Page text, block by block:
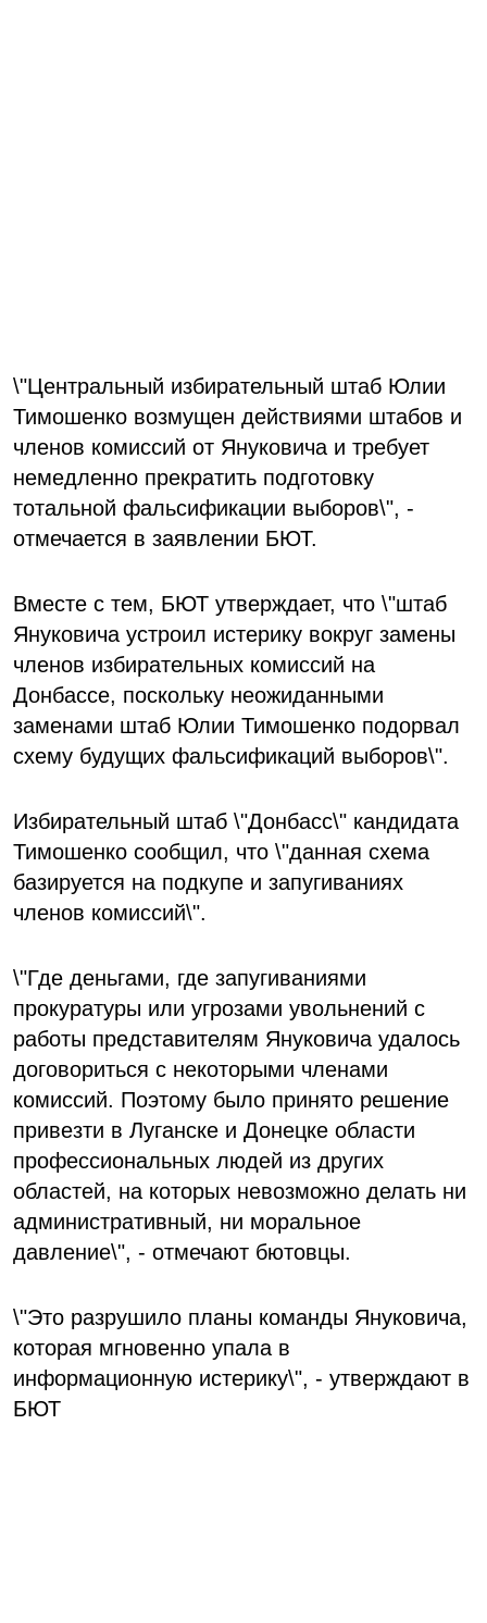
\"Центральный избирательный штаб Юлии
Тимошенко возмущен действиями штабов и
членов комиссий от Януковича и требует
немедленно прекратить подготовку
тотальной фальсификации выборов\", -
отмечается в заявлении БЮТ.
Вместе с тем, БЮТ утверждает, что \"штаб
Януковича устроил истерику вокруг замены
членов избирательных комиссий на
Донбассе, поскольку неожиданными
заменами штаб Юлии Тимошенко подорвал
схему будущих фальсификаций выборов\".
Избирательный штаб \"Донбасс\" кандидата
Тимошенко сообщил, что \"данная схема
базируется на подкупе и запугиваниях
членов комиссий\".
\"Где деньгами, где запугиваниями
прокуратуры или угрозами увольнений с
работы представителям Януковича удалось
договориться с некоторыми членами
комиссий. Поэтому было принято решение
привезти в Луганске и Донецке области
профессиональных людей из других
областей, на которых невозможно делать ни
административный, ни моральное
давление\", - отмечают бютовцы.
\"Это разрушило планы команды Януковича,
которая мгновенно упала в
информационную истерику\", - утверждают в
БЮТ